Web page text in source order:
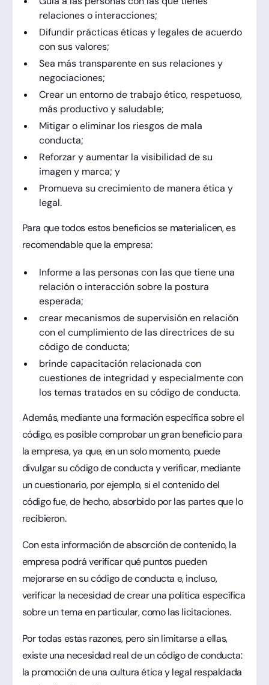
relaciones o interacciones;
Difundir prácticas éticas y legales de acuerdo
con sus valores;
Sea más transparente en sus relaciones y
negociaciones;
Crear un entorno de trabajo ético, respetuoso,
más productivo y saludable;
Mitigar o eliminar los riesgos de mala
conducta;
Reforzar y aumentar la visibilidad de su
imagen y marca; y
Promueva su crecimiento de manera ética y
legal.
Para que todos estos beneficios se materialicen, es
recomendable que la empresa:
Informe a las personas con las que tiene una
relación o interacción sobre la postura
esperada;
crear mecanismos de supervisión en relación
con el cumplimiento de las directrices de su
código de conducta;
brinde capacitación relacionada con
cuestiones de integridad y especialmente con
los temas tratados en su código de conducta.
Además, mediante una formación específica sobre el
código, es posible comprobar un gran beneficio para
la empresa, ya que, en un solo momento, puede
divulgar su código de conducta y verificar, mediante
un cuestionario, por ejemplo, si el contenido del
código fue, de hecho, absorbido por las partes que lo
recibieron.
Con esta información de absorción de contenido, la
empresa podrá verificar qué puntos pueden
mejorarse en su código de conducta e, incluso,
verificar la necesidad de crear una política específica
sobre un tema en particular, como las licitaciones.
Por todas estas razones, pero sin limitarse a ellas,
existe una necesidad real de un código de conducta:
la promoción de una cultura ética y legal respaldada